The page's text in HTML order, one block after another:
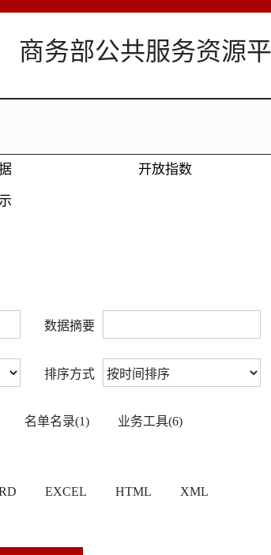
商务部公共服务资源
开放指数
数据摘要
排序方式
名单名录(1) 业务工具(6)
EXCEL HTML XML